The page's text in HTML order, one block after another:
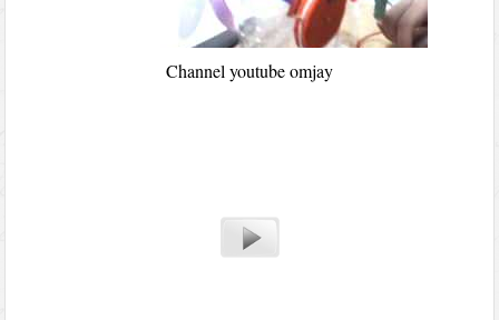
Channel youtube omjay